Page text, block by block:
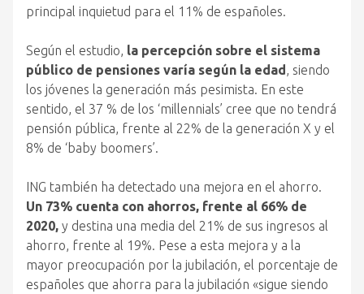
principal inquietud para el 11% de españoles.
Según el estudio, la percepción sobre el sistema
público de pensiones varía según la edad, siendo
los jóvenes la generación más pesimista. En este
sentido, el 37 % de los ‘millennials’ cree que no tendrá
pensión pública, frente al 22% de la generación X y el
8% de ‘baby boomers’.
ING también ha detectado una mejora en el ahorro.
Un 73% cuenta con ahorros, frente al 66% de
2020, y destina una media del 21% de sus ingresos al
ahorro, frente al 19%. Pese a esta mejora y a la
mayor preocupación por la jubilación, el porcentaje de
españoles que ahorra para la jubilación «sigue siendo